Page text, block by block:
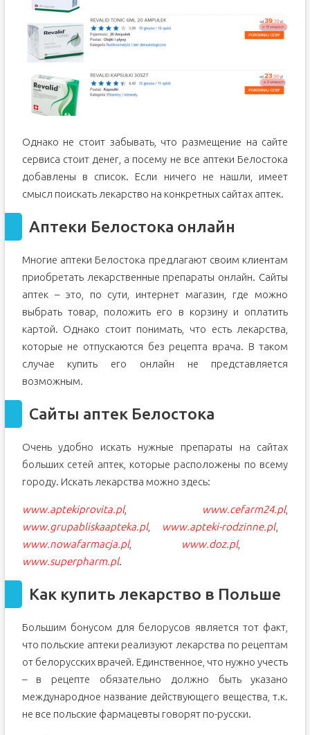
Однако не стоит забывать, что размещение на сайте
сервиса стоит денег, а посему не все аптеки Белостока
добавлены в список. Если ничего не нашли, имеет
смысл поискать лекарство на конкретных сайтах аптек.
Аптеки Белостока онлайн
Многие аптеки Белостока предлагают своим клиентам
приобретать лекарственные препараты онлайн. Сайты
аптек – это, по сути, интернет магазин, где можно
выбрать товар, положить его в корзину и оплатить
картой. Однако стоит понимать, что есть лекарства,
которые не отпускаются без рецепта врача. В таком
случае купить его онлайн не представляется
возможным.
Сайты аптек Белостока
Очень удобно искать нужные препараты на сайтах
больших сетей аптек, которые расположены по всему
городу. Искать лекарства можно здесь:
www.aptekiprovita.pl, www.cefarm24.pl,
www.grupabliskaapteka.pl, www.apteki-rodzinne.pl,
www.nowafarmacja.pl, www.doz.pl,
www.superpharm.pl.
Как купить лекарство в Польше
Большим бонусом для белорусов является тот факт,
что польские аптеки реализуют лекарства по рецептам
от белорусских врачей. Единственное, что нужно учесть
– в рецепте обязательно должно быть указано
международное название действующего вещества, т.к.
не все польские фармацевты говорят по-русски.